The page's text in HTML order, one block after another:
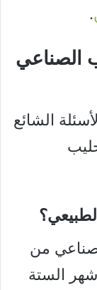
.
الصناعي
الشائع
من
الستة